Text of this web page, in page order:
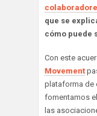
que se
cómo puede
Con este
Movement
plataforma de
fomentamos
las